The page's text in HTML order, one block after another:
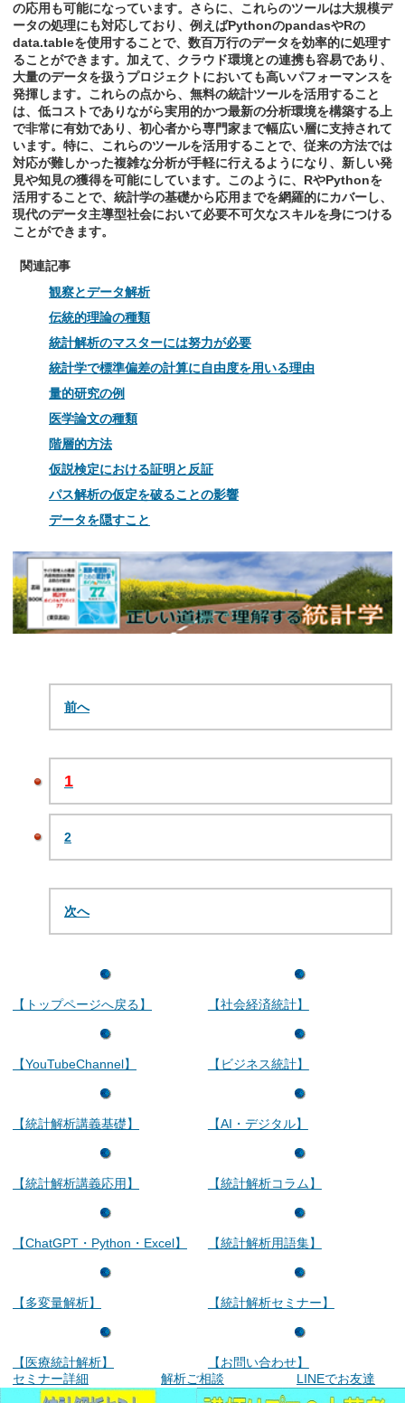
の応用も可能になっています。さらに、これらのツールは大規模デ
ータの処理にも対応しており、例えばPythonのpandasやRの
data.tableを使用することで、数百万行のデータを効率的に処理す
ることができます。加えて、クラウド環境との連携も容易であり、
大量のデータを扱うプロジェクトにおいても高いパフォーマンスを
発揮します。これらの点から、無料の統計ツールを活用すること
は、低コストでありながら実用的かつ最新の分析環境を構築する上
で非常に有効であり、初心者から専門家まで幅広い層に支持されて
います。特に、これらのツールを活用することで、従来の方法では
対応が難しかった複雑な分析が手軽に行えるようになり、新しい発
見や知見の獲得を可能にしています。このように、RやPythonを
活用することで、統計学の基礎から応用までを網羅的にカバーし、
現代のデータ主導型社会において必要不可欠なスキルを身につける
ことができます。
関連記事
観察とデータ解析
伝統的理論の種類
統計解析のマスターには努力が必要
統計学で標準偏差の計算に自由度を用いる理由
量的研究の例
医学論文の種類
階層的方法
仮説検定における証明と反証
パス解析の仮定を破ることの影響
データを隠すこと
前へ
1
2
次へ
【トップページへ戻る】
【YouTubeChannel】
【統計解析講義基礎】
【統計解析講義応用】
【ChatGPT・Python・Excel】
【多変量解析】
【医療統計解析】
【社会経済統計】
【ビジネス統計】
【AI・デジタル】
【統計解析コラム】
【統計解析用語集】
【統計解析セミナー】
【お問い合わせ】
セミナー詳細
解析ご相談 LINEでお友達